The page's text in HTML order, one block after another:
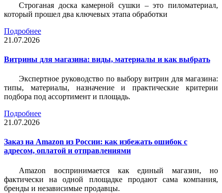
Строганая доска камерной сушки – это пиломатериал,
который прошел два ключевых этапа обработки
Подробнее
21.07.2026
Витрины для магазина: виды, материалы и как выбрать
Экспертное руководство по выбору витрин для магазина:
типы, материалы, назначение и практические критерии
подбора под ассортимент и площадь.
Подробнее
21.07.2026
Заказ на Amazon из России: как избежать ошибок с
адресом, оплатой и отправлениями
Amazon воспринимается как единый магазин, но
фактически на одной площадке продают сама компания,
бренды и независимые продавцы.